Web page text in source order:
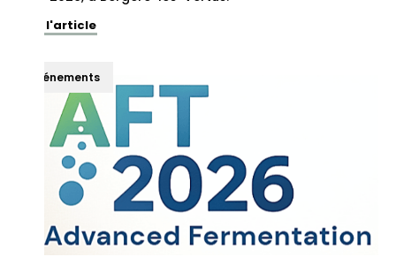
Voir l'article
Événements